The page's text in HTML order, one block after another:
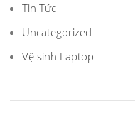
Tin Tức
Uncategorized
Vệ sinh Laptop